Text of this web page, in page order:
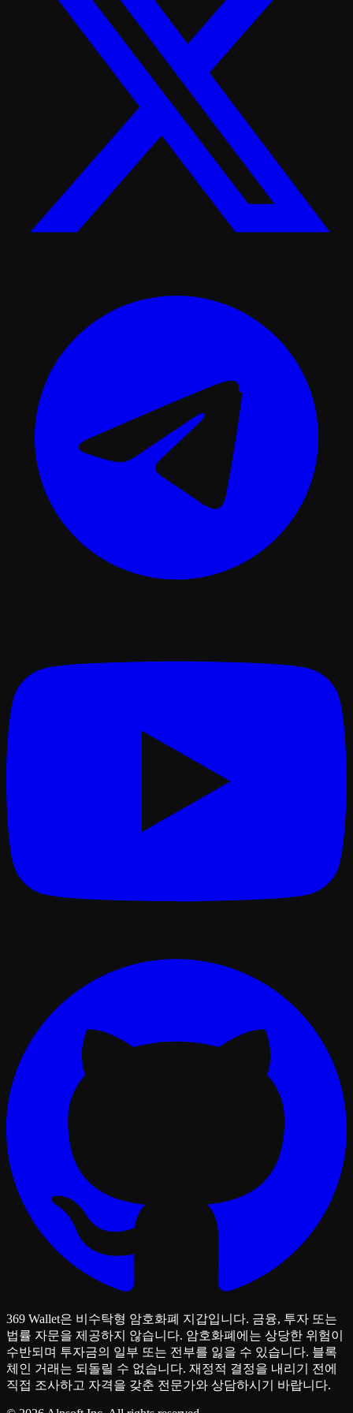
369 Wallet은 비수탁형 암호화폐 지갑입니다. 금융, 투자 또는
법률 자문을 제공하지 않습니다. 암호화폐에는 상당한 위험이
수반되며 투자금의 일부 또는 전부를 잃을 수 있습니다. 블록
체인 거래는 되돌릴 수 없습니다. 재정적 결정을 내리기 전에
직접 조사하고 자격을 갖춘 전문가와 상담하시기 바랍니다.